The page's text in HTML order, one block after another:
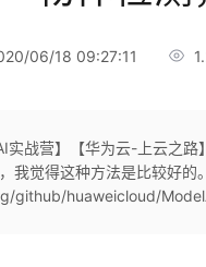
06/18 09:27:11
实战营】【华为云-上云之
我觉得这种方法是比较好
github/huaweicloud/